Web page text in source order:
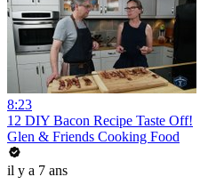
8:23
12 DIY Bacon Recipe Taste Off!
Glen & Friends Cooking Food
il y a 7 ans